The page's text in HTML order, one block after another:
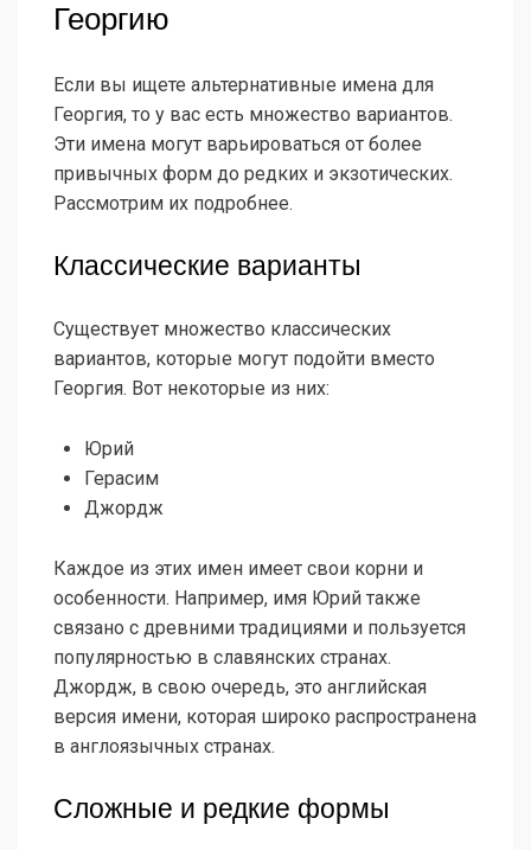
Георгию
Если вы ищете альтернативные имена для
Георгия, то у вас есть множество вариантов.
Эти имена могут варьироваться от более
привычных форм до редких и экзотических.
Рассмотрим их подробнее.
Классические варианты
Существует множество классических
вариантов, которые могут подойти вместо
Георгия. Вот некоторые из них:
Юрий
Герасим
Джордж
Каждое из этих имен имеет свои корни и
особенности. Например, имя Юрий также
связано с древними традициями и пользуется
популярностью в славянских странах.
Джордж, в свою очередь, это английская
версия имени, которая широко распространена
в англоязычных странах.
Сложные и редкие формы